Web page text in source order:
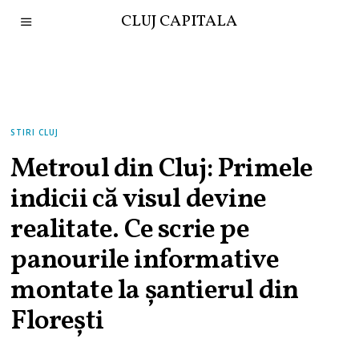
CLUJ CAPITALA
STIRI CLUJ
Metroul din Cluj: Primele
indicii că visul devine
realitate. Ce scrie pe
panourile informative
montate la șantierul din
Florești